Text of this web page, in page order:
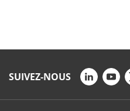
SUIVEZ-NOUS